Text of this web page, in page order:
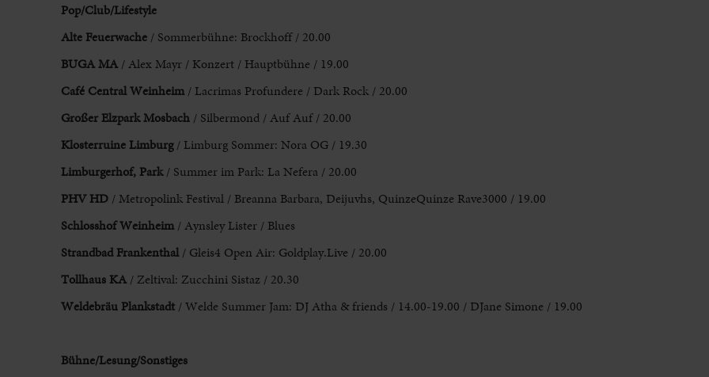
Pop/Club/Lifestyle
AlteFeuerwache / Sommerbühne: Brockhoff / 20.00
BUGA MA / Alex Mayr / Konzert / Hauptbühne / 19.00
Café Central Weinheim/ Lacrimas Profundere / Dark Rock / 20.00
Großer Elzpark Mosbach / Silbermond / Auf Auf / 20.00
Klosterruine Limburg / Limburg Sommer: Nora OG / 19.30
Limburgerhof, Park / Summer im Park: La Nefera / 20.00
PHV HD / Metropolink Festival / Breanna Barbara, Deijuvhs, QuinzeQuinze Rave3000 / 19.00
Schlosshof Weinheim / Aynsley Lister / Blues
Strandbad Frankenthal / Gleis4 Open Air: Goldplay.Live / 20.00
TollhausKA/ Zeltival: Zucchini Sistaz / 20.30
Weldebräu Plankstadt / Welde Summer Jam: DJ Atha & friends / 14.00-19.00 / DJane Simone / 19.00
Bühne/Lesung/Sonstiges